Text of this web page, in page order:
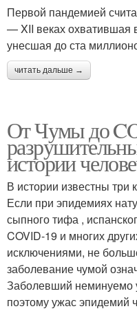
Первой пандемией
— XII веках охватившая
унесшая до ста
читать дальше →
От Чумы до
истории
В истории известны
Если при эпидемиях
сыпного тифа ,
COVID-19 и многих
исключениями, не
заболевание чумой
Заболевший неминуемо
поэтому ужас эпидемий